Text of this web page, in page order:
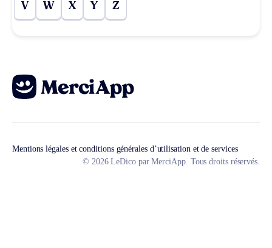
V W X Y Z
Mentions légales et conditions générales d’utilisation et de services
© 2026 LeDico par MerciApp. Tous droits réservés.